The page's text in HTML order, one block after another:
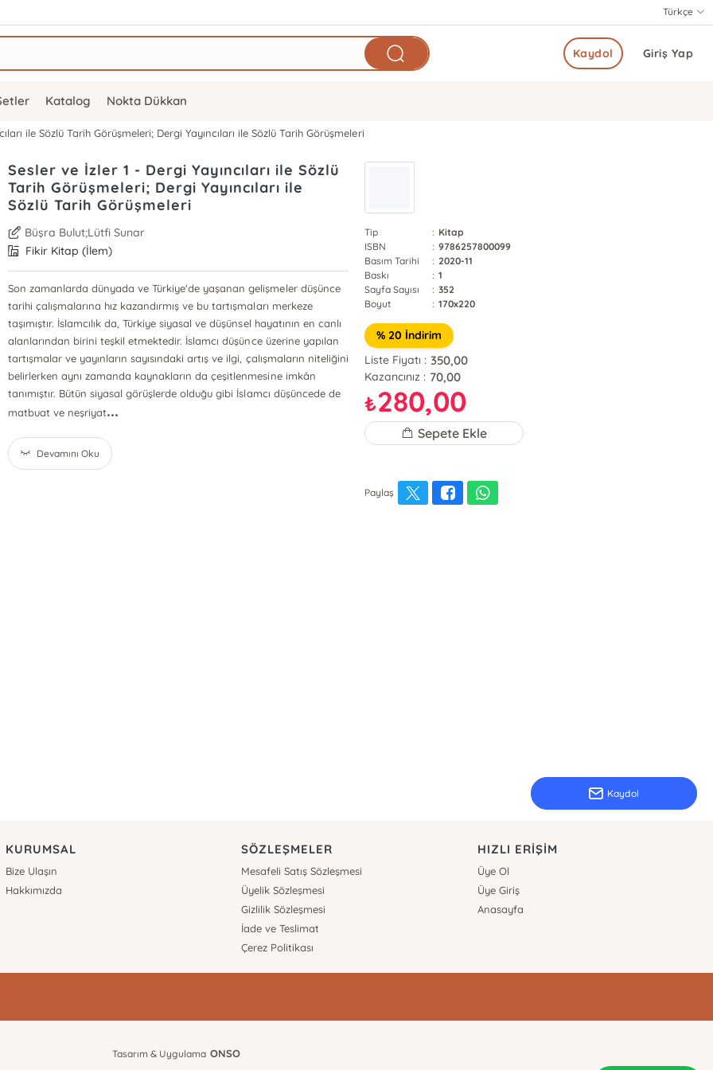
Türkçe
Giriş Yap
Kaydol
Katalog Nokta Dükkan
ile Sözlü Tarih Görüşmeleri; Dergi Yayıncıları ile Sözlü Tarih Görüşmeleri
Sesler ve İzler 1 - Dergi Yayıncıları ile Sözlü
Tarih Görüşmeleri; Dergi Yayıncıları ile
Sözlü Tarih Görüşmeleri
Büşra Bulut;Lütfi Sunar
Fikir Kitap (İlem)
Son zamanlarda dünyada ve Türkiye'de yaşanan gelişmeler düşünce
tarihi çalışmalarına hız kazandırmış ve bu tartışmaları merkeze
taşımıştır. İslamcılık da, Türkiye siyasal ve düşünsel hayatının en canlı
alanlarından birini teşkil etmektedir. İslamcı düşünce üzerine yapılan
tartışmalar ve yayınların sayısındaki artış ve ilgi, çalışmaların niteliğini
belirlerken aynı zamanda kaynakların da çeşitlenmesine imkân
tanımıştır. Bütün siyasal görüşlerde olduğu gibi İslamcı düşüncede de
matbuat ve neşriyat...
Devamını Oku
Tip : Kitap
ISBN
: 9786257800099
Basım Tarihi
: 2020-11
Baskı
: 1
Sayfa Sayısı
: 352
Boyut
: 170x220
% 20 İndirim
Liste Fiyatı : 350,00
Kazancınız : 70,00
₺280,00
Sepete Ekle
Paylaş
Kaydol
KURUMSAL
Bize Ulaşın
Hakkımızda
SÖZLEŞMELER
Mesafeli Satış Sözleşmesi
Üyelik Sözleşmesi
Gizlilik Sözleşmesi
İade ve Teslimat
Çerez Politikası
HIZLI ERİŞİM
Üye Ol
Üye Giriş
Anasayfa
Tasarım & Uygulama ONSO